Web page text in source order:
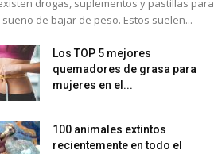
drogas, suplementos y pastillas para
de bajar de peso. Estos suelen...
Los TOP 5 mejores
quemadores de grasa para
mujeres en el...
100 animales extintos
recientemente en todo el